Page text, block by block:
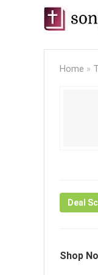
Home »
Deal
Shop